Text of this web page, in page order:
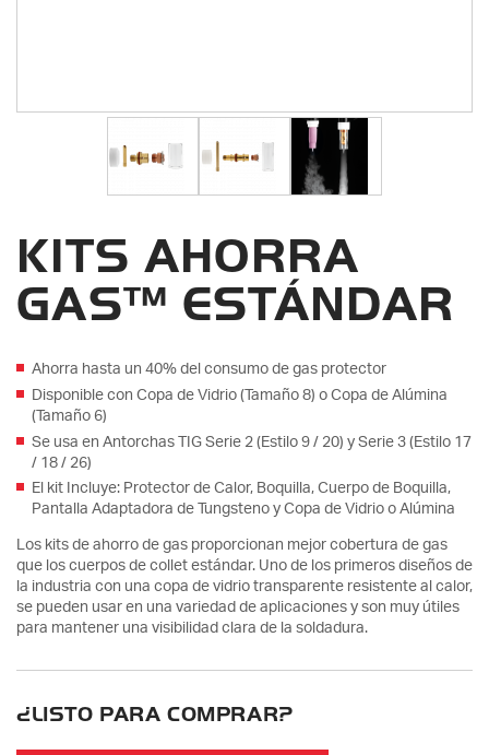
KITS AHORRA
GAS™ ESTÁNDAR
Ahorra hasta un 40% del consumo de gas protector
Disponible con Copa de Vidrio (Tamaño 8) o Copa de Alúmina
(Tamaño 6)
Se usa en Antorchas TIG Serie 2 (Estilo 9 / 20) y Serie 3 (Estilo 17
/ 18 / 26)
El kit Incluye: Protector de Calor, Boquilla, Cuerpo de Boquilla,
Pantalla Adaptadora de Tungsteno y Copa de Vidrio o Alúmina
Los kits de ahorro de gas proporcionan mejor cobertura de gas
que los cuerpos de collet estándar. Uno de los primeros diseños de
la industria con una copa de vidrio transparente resistente al calor,
se pueden usar en una variedad de aplicaciones y son muy útiles
para mantener una visibilidad clara de la soldadura.
¿LISTO PARA COMPRAR?